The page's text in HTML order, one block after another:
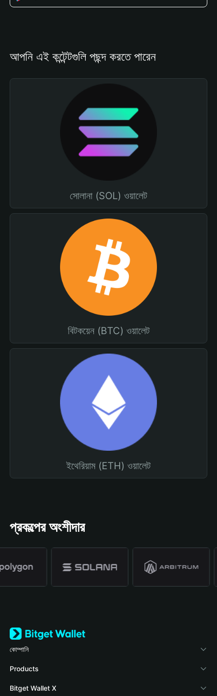
আপনি এই কন্টেন্টগুলি পছন্দ করতে পারেন
সোলানা (SOL) ওয়ালেট
বিটকয়েন (BTC) ওয়ালেট
ইথেরিয়াম (ETH) ওয়ালেট
প্রকল্পের অংশীদার
কোম্পানি
Bitget Wallet সম্পর্কে
ব্লগ
Products
Crypto Card
Bitget Wallet X